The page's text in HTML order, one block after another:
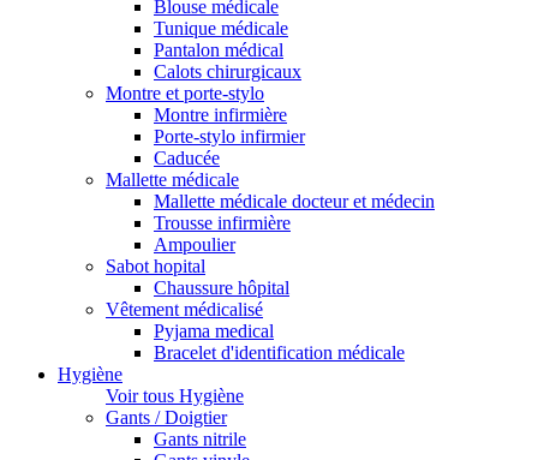
Blouse médicale
Tunique médicale
Pantalon médical
Calots chirurgicaux
Montre et porte-stylo
Montre infirmière
Porte-stylo infirmier
Caducée
Mallette médicale
Mallette médicale docteur et médecin
Trousse infirmière
Ampoulier
Sabot hopital
Chaussure hôpital
Vêtement médicalisé
Pyjama medical
Bracelet d'identification médicale
Hygiène
Voir tous Hygiène
Gants / Doigtier
Gants nitrile